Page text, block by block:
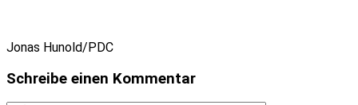
Jonas Hunold/PDC
Schreibe einen Kommentar